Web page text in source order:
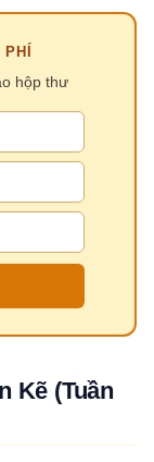
hộp thư
Kẽ (Tuần